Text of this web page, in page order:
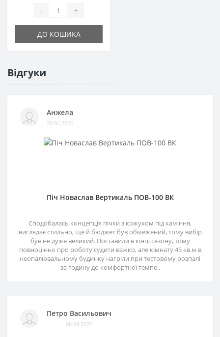
- +
ДО КОШИКА
Відгуки
Анжела
20.04.2026
Піч Новаслав Вертикаль ПОВ-100 ВК
Сподобалась концепція пічки з кожухом під каміння,
виглядає стильно, ще й бюджет був обмежений, тому вибір
був не дуже великий. Поставили в кінці сезону, тому
повноцінно про роботу судити важко, але кімнату 45 кв.м в
неопалювальному будинку нагріли при тестовому розпалі
за годину до комфортної темпе..
Петро Васильович
06.04.2026